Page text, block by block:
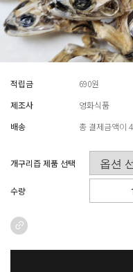
적립금
690원
제조사
영화식품
배송
총 결제금액이
개구리즙 제품 선택
수량